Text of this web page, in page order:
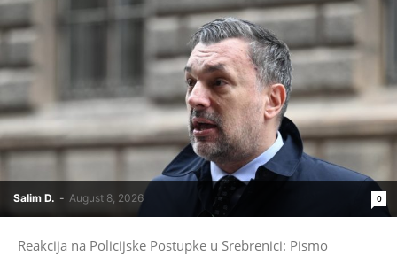
Salim D. - August 8, 2026 0
Reakcija na Policijske Postupke u Srebrenici: Pismo